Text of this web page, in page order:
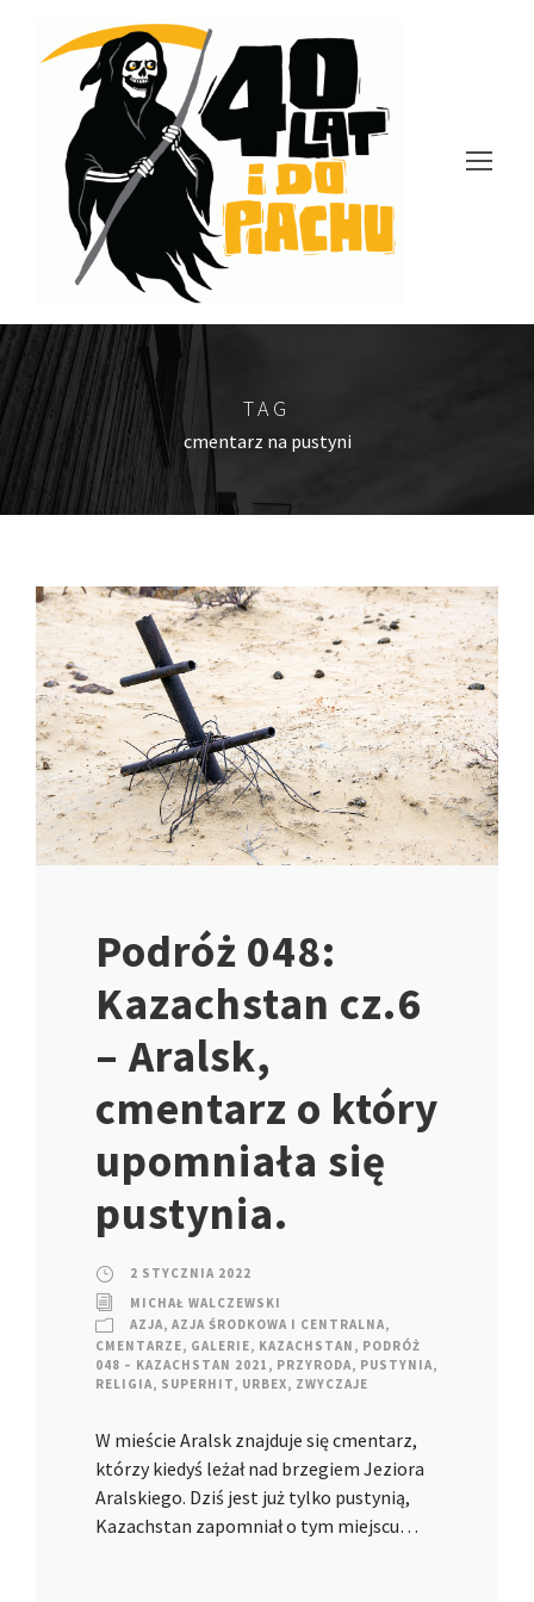
TAG
cmentarz na pustyni
Podróż 048:
Kazachstan cz.6
– Aralsk,
cmentarz o który
upomniała się
pustynia.
2 STYCZNIA 2022
MICHAŁ WALCZEWSKI
AZJA, AZJA ŚRODKOWA I CENTRALNA,
CMENTARZE, GALERIE, KAZACHSTAN , PODRÓŻ
048 – KAZACHSTAN 2021 , PRZYRODA, PUSTYNIA,
RELIGIA, SUPERHIT, URBEX, ZWYCZAJE
W mieście Aralsk znajduje się cmentarz,
którzy kiedyś leżał nad brzegiem Jeziora
Aralskiego. Dziś jest już tylko pustynią,
Kazachstan zapomniał o tym miejscu…